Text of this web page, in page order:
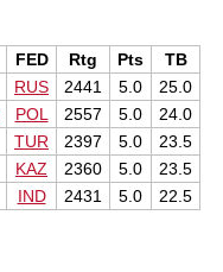
FED Rtg Pts
TB
RUS 2441 5.0
25.0
POL 2557 5.0
24.0
TUR 2397 5.0
23.5
KAZ 2360 5.0
23.5
IND 2431 5.0 22.5